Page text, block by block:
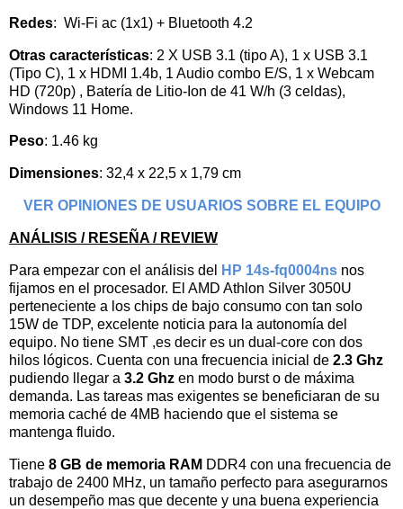
Redes: Wi-Fi ac (1x1) + Bluetooth 4.2
Otras características: 2 X USB 3.1 (tipo A), 1 x USB 3.1
(Tipo C), 1 x HDMI 1.4b, 1 Audio combo E/S, 1 x Webcam
HD (720p) , Batería de Litio-Ion de 41 W/h (3 celdas),
Windows 11 Home.
Peso: 1.46 kg
Dimensiones: 32,4 x 22,5 x 1,79 cm
VER OPINIONES DE USUARIOS SOBRE EL EQUIPO
ANÁLISIS / RESEÑA / REVIEW
Para empezar con el análisis del HP 14s-fq0004ns nos
fijamos en el procesador. El AMD Athlon Silver 3050U
perteneciente a los chips de bajo consumo con tan solo
15W de TDP, excelente noticia para la autonomía del
equipo. No tiene SMT ,es decir es un dual-core con dos
hilos lógicos. Cuenta con una frecuencia inicial de 2.3 Ghz
pudiendo llegar a 3.2 Ghz en modo burst o de máxima
demanda. Las tareas mas exigentes se beneficiaran de su
memoria caché de 4MB haciendo que el sistema se
mantenga fluido.
Tiene 8 GB de memoria RAM DDR4 con una frecuencia de
trabajo de 2400 MHz, un tamaño perfecto para asegurarnos
un desempeño mas que decente y una buena experiencia